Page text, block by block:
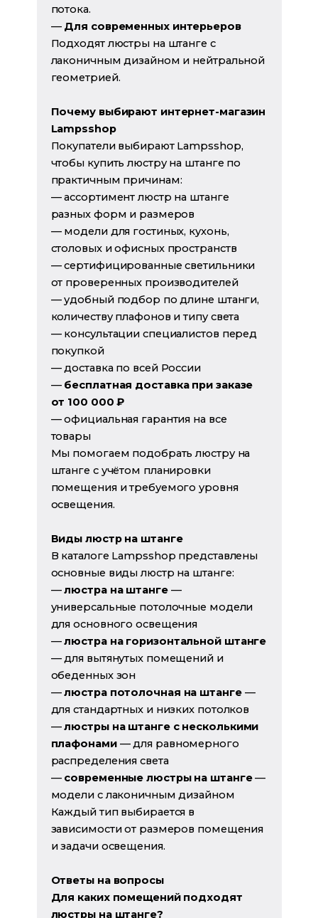
потока.
— Для современных интерьеров
Подходят люстры на штанге с
лаконичным дизайном и нейтральной
геометрией.
Почему выбирают интернет-магазин
Lampsshop
Покупатели выбирают Lampsshop,
чтобы купить люстру на штанге по
практичным причинам:
— ассортимент люстр на штанге
разных форм и размеров
— модели для гостиных, кухонь,
столовых и офисных пространств
— сертифицированные светильники
от проверенных производителей
— удобный подбор по длине штанги,
количеству плафонов и типу света
— консультации специалистов перед
покупкой
— доставка по всей России
— бесплатная доставка при заказе
от 100 000 ₽
— официальная гарантия на все
товары
Мы помогаем подобрать люстру на
штанге с учётом планировки
помещения и требуемого уровня
освещения.
Виды люстр на штанге
В каталоге Lampsshop представлены
основные виды люстр на штанге:
—люстра на штанге—
универсальные потолочные модели
для основного освещения
—люстра на горизонтальной штанге
— для вытянутых помещений и
обеденных зон
—люстра потолочная на штанге—
для стандартных и низких потолков
—люстры на штанге с несколькими
плафонами— для равномерного
распределения света
— современные люстры на штанге—
модели с лаконичным дизайном
Каждый тип выбирается в
зависимости от размеров помещения
и задачи освещения.
Ответы на вопросы
Для каких помещений подходят
люстры на штанге?